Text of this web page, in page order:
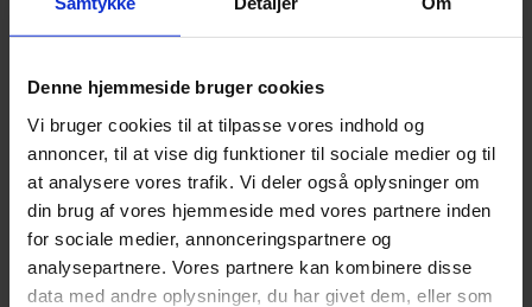
Denne hjemmeside bruger cookies
Vi bruger cookies til at tilpasse vores indhold og
annoncer, til at vise dig funktioner til sociale medier og til
at analysere vores trafik. Vi deler også oplysninger om
din brug af vores hjemmeside med vores partnere inden
for sociale medier, annonceringspartnere og
analysepartnere. Vores partnere kan kombinere disse
data med andre oplysninger, du har givet dem, eller som
Talentarbejde
Akademiet for Talentfulde Unge
SubUniversity
Science Talenter
Udvalgt til professionshøjskolen
Sprogdiplomer i fremmedsprogene
SamfundsCup
Internationalisering
Kontakt